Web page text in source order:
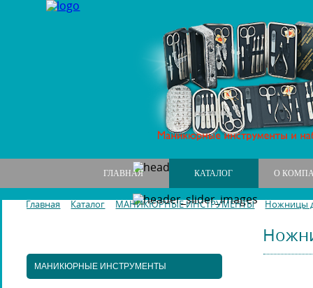
ГЛАВНАЯ КАТАЛОГ О
Главная Каталог МАНИКЮРНЫЕ ИНСТРУМЕНТЫ Ножницы
МАНИКЮРНЫЕ ИНСТРУМЕНТЫ